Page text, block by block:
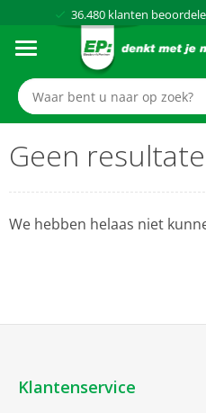
36.480 klanten
Al meer dan
Achteraf
Geen
We hebben helaas niet
Klantenservice